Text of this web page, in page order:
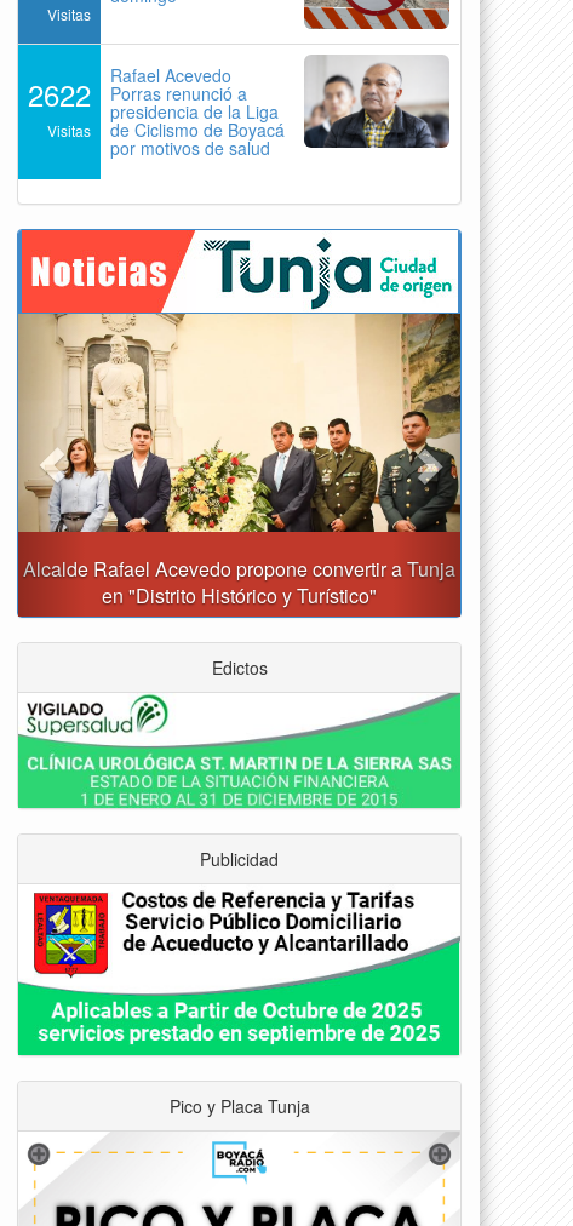
Visitas
2622
Visitas
Rafael Acevedo
Porras renunció a
presidencia de la Liga
de Ciclismo de Boyacá
por motivos de salud
Gobernación y Alcaldía de Tunja revisan 120
proyectos con inversiones superiores a $385.000
millones
Previous Next
Edictos
Publicidad
Pico y Placa Tunja